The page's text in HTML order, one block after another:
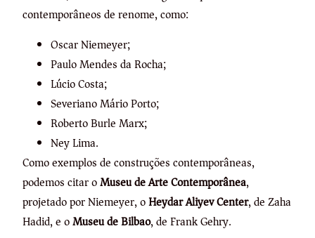
contemporâneos de renome, como:
Oscar Niemeyer;
Paulo Mendes da Rocha;
Lúcio Costa;
Severiano Mário Porto;
Roberto Burle Marx;
Ney Lima.
Como exemplos de construções contemporâneas,
podemos citar oMuseu de Arte Contemporânea,
projetado por Niemeyer, oHeydar Aliyev Center, de Zaha
Hadid, e oMuseu de Bilbao, de Frank Gehry.